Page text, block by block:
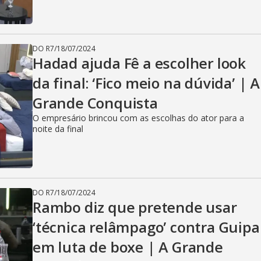
DO R7/18/07/2024
Hadad ajuda Fê a escolher look
da final: ‘Fico meio na dúvida’ | A
Grande Conquista
O empresário brincou com as escolhas do ator para a
noite da final
DO R7/18/07/2024
Rambo diz que pretende usar
‘técnica relâmpago’ contra Guipa
em luta de boxe | A Grande